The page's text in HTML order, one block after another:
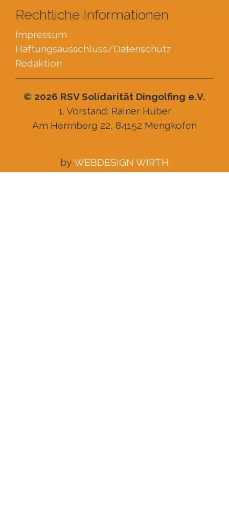
Rechtliche Informationen
Impressum
Haftungsausschluss/Datenschutz
Redaktion
© 2026 RSV Solidarität Dingolfing e.V.
1. Vorstand: Rainer Huber
Am Herrnberg 22, 84152 Mengkofen
by WEBDESIGN WIRTH